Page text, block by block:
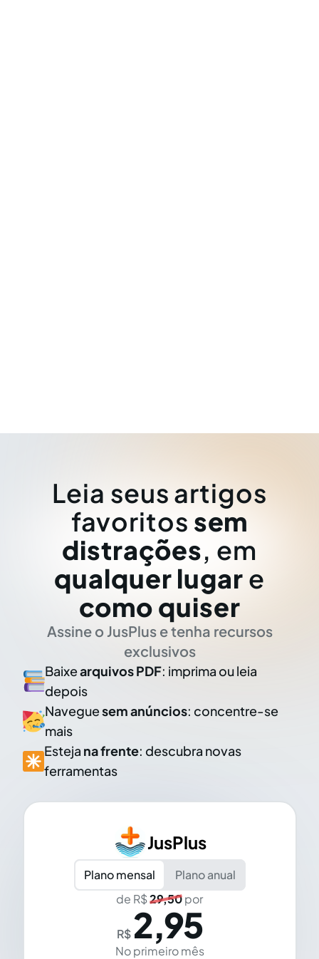
Leia seus artigos
favoritos sem
distrações, em
qualquer lugar e
como quiser
Assine o JusPlus e tenha recursos
exclusivos
Baixearquivos PDF: imprima ou leia
depois
Naveguesem anúncios: concentre-se
mais
Esteja na frente: descubra novas
ferramentas
JusPlus
Plano mensal
Plano anual
de R$29,50por
R$ 2,95
No primeiro mês